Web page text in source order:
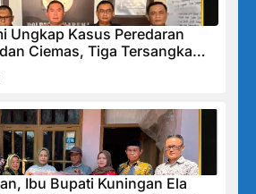
Ungkap Kasus Peredaran
Ciemas, Tiga Tersangka
Ibu Bupati Kuningan Ela